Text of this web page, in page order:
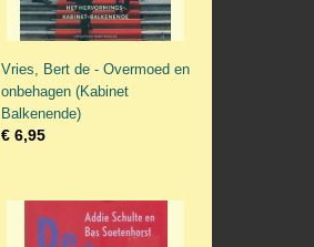
Vries, Bert de - Overmoed en
onbehagen (Kabinet
Balkenende)
€ 6,95